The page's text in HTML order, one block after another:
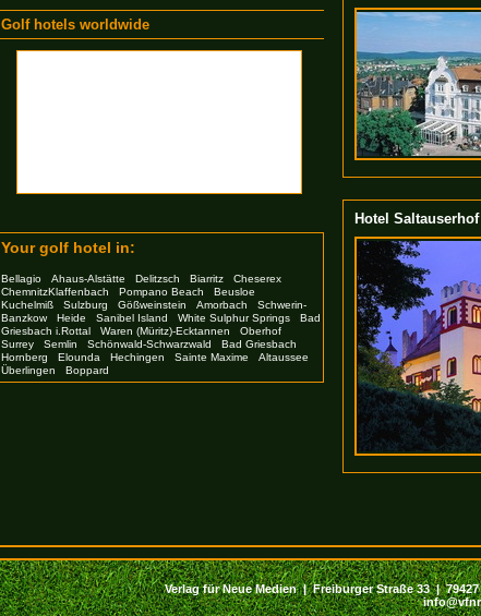
Golf hotels worldwide
Your golf hotel in:
Bellagio Ahaus-Alstätte Delitzsch Biarritz
Cheserex
ChemnitzKlaffenbach
Pompano Beach
Beusloe
Kuchelmiß
Sulzburg Gößweinstein Amorbach
Schwerin-
Banzkow
Heide Sanibel Island White Sulphur Springs
Bad
Griesbach i.Rottal
Waren (Müritz)-Ecktannen
Oberhof
Surrey
Semlin Schönwald-Schwarzwald
Bad Griesbach
Hornberg
Elounda Hechingen Sainte Maxime
Altaussee
Überlingen
Boppard
Hotel Saltauserhof
Verlag für Neue Medien | Freiburger Straße 33 | 79427